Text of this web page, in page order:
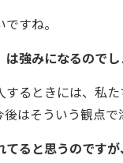
すね。
強みになるのでし
るときには、私
はそういう観点
ると思うのです